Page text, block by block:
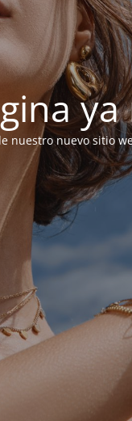
nuestro nuevo sitio